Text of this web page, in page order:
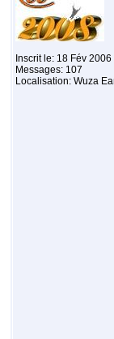
Inscrit le: 18 Fév 2006
Messages: 107
Localisation: Wuza